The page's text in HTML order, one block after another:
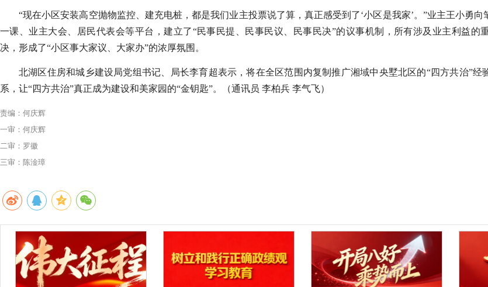
“现在小区安装高空抛物监控、建充电桩，都是我们业主投票说了算，真正感受到了‘小区是我家’。”业主王小勇
一课、业主大会、居民代表会等平台，建立了“民事民提、民事民议、民事民决”的议事机制，所有涉及业主利益的
决，形成了“小区事大家议、大家办”的浓厚氛围。
北湖区住房和城乡建设局党组书记、局长李育超表示，将在全区范围内复制推广湘域中央墅北区的“四方共治”经
系，让“四方共治”真正成为建设和美家园的“金钥匙”。（通讯员 李柏兵 李气飞）
责编：何庆辉
一审：何庆辉
二审：罗徽
三审：陈淦璋